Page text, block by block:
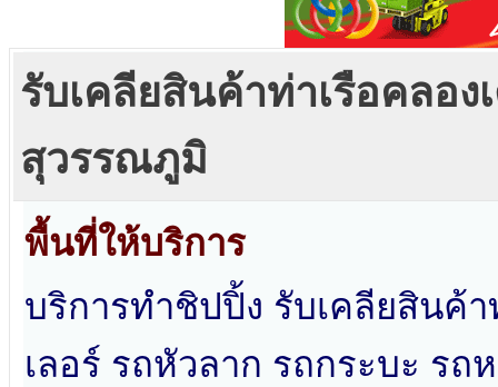
รับเคลียสินค้าท่าเรือคลอ
สุวรรณภูมิ
พื้นที่ให้บริการ
บริการทำชิปปิ้ง รับเคลียสินค้า
เลอร์ รถหัวลาก รถกระบะ ร